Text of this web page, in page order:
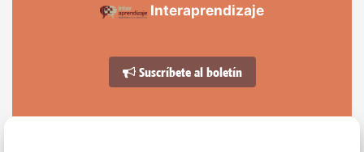
Interaprendizaje
Suscríbete al boletín